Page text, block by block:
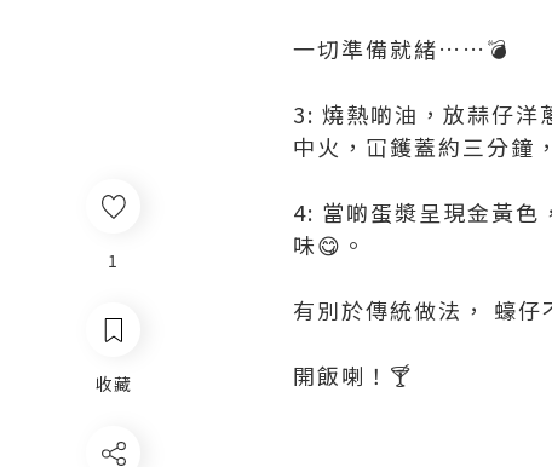
1
收藏
一切準備就緒……💣
3: 燒熱啲油，放蒜仔洋
中火，冚鑊蓋約三分鐘
4: 當啲蛋漿呈現金黃色
味😋。
有別於傳統做法， 蠔仔
開飯喇！🍸